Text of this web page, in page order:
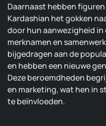
Daarnaast hebben
Kardashian het gokken
door hun aanwezigheid in
merknamen en
bijgedragen aan de
en hebben een nieuwe
Deze beroemdheden
en marketing, wat hen in
te beïnvloeden.